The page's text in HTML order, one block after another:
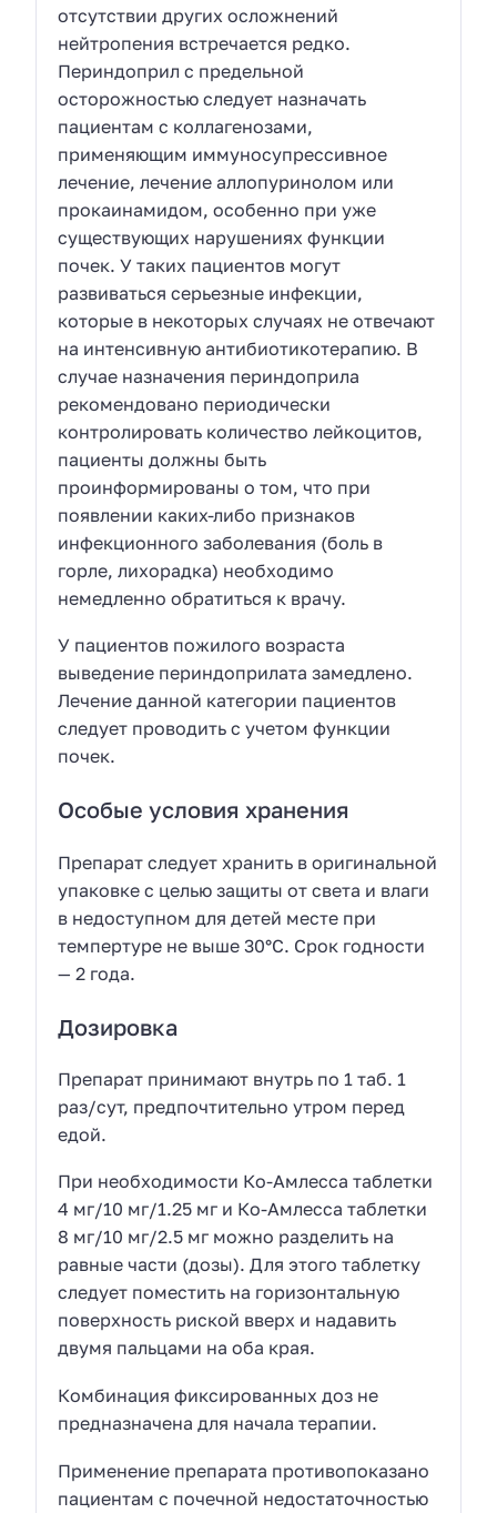
отсутствии других осложнений
нейтропения встречается редко.
Периндоприл с предельной
осторожностью следует назначать
пациентам с коллагенозами,
применяющим иммуносупрессивное
лечение, лечение аллопуринолом или
прокаинамидом, особенно при уже
существующих нарушениях функции
почек. У таких пациентов могут
развиваться серьезные инфекции,
которые в некоторых случаях не отвечают
на интенсивную антибиотикотерапию. В
случае назначения периндоприла
рекомендовано периодически
контролировать количество лейкоцитов,
пациенты должны быть
проинформированы о том, что при
появлении каких-либо признаков
инфекционного заболевания (боль в
горле, лихорадка) необходимо
немедленно обратиться к врачу.
У пациентов пожилого возраста
выведение периндоприлата замедлено.
Лечение данной категории пациентов
следует проводить с учетом функции
почек.
Особые условия хранения
Препарат следует хранить в оригинальной
упаковке с целью защиты от света и влаги
в недоступном для детей месте при
темпертуре не выше 30°C. Срок годности
— 2 года.
Дозировка
Препарат принимают внутрь по 1 таб. 1
раз/сут, предпочтительно утром перед
едой.
При необходимости Ко-Амлесса таблетки
4 мг/10 мг/1.25 мг и Ко-Амлесса таблетки
8 мг/10 мг/2.5 мг можно разделить на
равные части (дозы). Для этого таблетку
следует поместить на горизонтальную
поверхность риской вверх и надавить
двумя пальцами на оба края.
Комбинация фиксированных доз не
предназначена для начала терапии.
Применение препарата противопоказано
пациентам с почечной недостаточностью